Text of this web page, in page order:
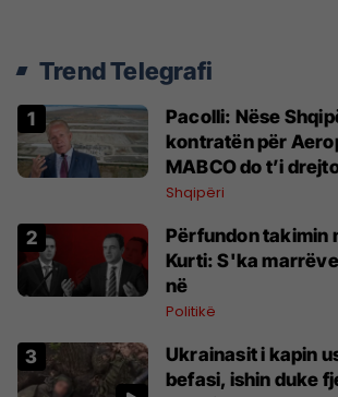
Trend Telegrafi
Pacolli: Nëse
kontratën për
MABCO do t’i
ndërkombëtar
Shqipëri
Përfundon takimin
Kurti: S'ka
në
Politikë
Ukrainasit i kapin
befasi, ishin duke